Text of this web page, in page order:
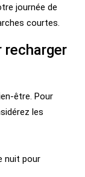
journée de
courtes.
recharger
être. Pour
les
nuit pour